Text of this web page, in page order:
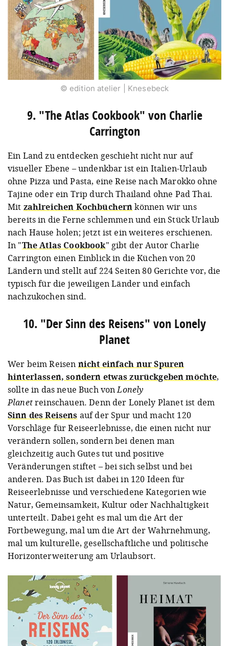
© edition atelier | Knesebeck
9. "The Atlas Cookbook" von Charlie
Carrington
Ein Land zu entdecken geschieht nicht nur auf
visueller Ebene – undenkbar ist ein Italien-Urlaub
ohne Pizza und Pasta, eine Reise nach Marokko ohne
Tajine oder ein Trip durch Thailand ohne Pad Thai.
Mit zahlreichen Kochbüchernkönnen wir uns
bereits in die Ferne schlemmen und ein Stück Urlaub
nach Hause holen; jetzt ist ein weiteres erschienen.
In "The Atlas Cookbook" gibt der Autor Charlie
Carrington einen Einblick in die Küchen von 20
Ländern und stellt auf 224 Seiten 80 Gerichte vor, die
typisch für die jeweiligen Länder und einfach
nachzukochen sind.
10. "Der Sinn des Reisens" von Lonely
Planet
Wer beim Reisen nicht einfach nur Spuren
hinterlassen, sondern etwas zurückgeben möchte,
sollte in das neue Buch vonLonely
Planetreinschauen. Denn der Lonely Planet ist dem
Sinn des Reisens auf der Spur und macht 120
Vorschläge für Reiseerlebnisse, die einen nicht nur
verändern sollen, sondern bei denen man
gleichzeitig auch Gutes tut und positive
Veränderungen stiftet – bei sich selbst und bei
anderen. Das Buch ist dabei in 120 Ideen für
Reiseerlebnisse und verschiedene Kategorien wie
Natur, Gemeinsamkeit, Kultur oder Nachhaltigkeit
unterteilt. Dabei geht es mal um die Art der
Fortbewegung, mal um die Art der Wahrnehmung,
mal um kulturelle, gesellschaftliche und politische
Horizonterweiterung am Urlaubsort.